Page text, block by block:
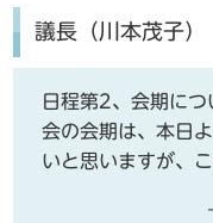
議長（川本茂子）
日程第2、会期に
会の会期は、本日
いと思いますが、